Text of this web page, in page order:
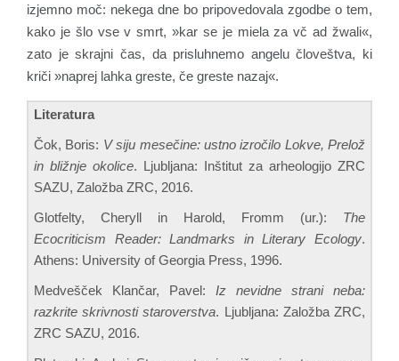
izjemno moč: nekega dne bo pripovedovala zgodbe o tem,
kako je šlo vse v smrt, »kar se je miela za vč ad žwali«,
zato je skrajni čas, da prisluhnemo angelu človeštva, ki
kriči »naprej lahka greste, če greste nazaj«.
Literatura
Čok, Boris: V siju mesečine: ustno izročilo Lokve, Prelož
in bližnje okolice. Ljubljana: Inštitut za arheologijo ZRC
SAZU, Založba ZRC, 2016.
Glotfelty, Cheryll in Harold, Fromm (ur.): The
Ecocriticism Reader: Landmarks in Literary Ecology.
Athens: University of Georgia Press, 1996.
Medvešček Klančar, Pavel: Iz nevidne strani neba:
razkrite skrivnosti staroverstva. Ljubljana: Založba ZRC,
ZRC SAZU, 2016.